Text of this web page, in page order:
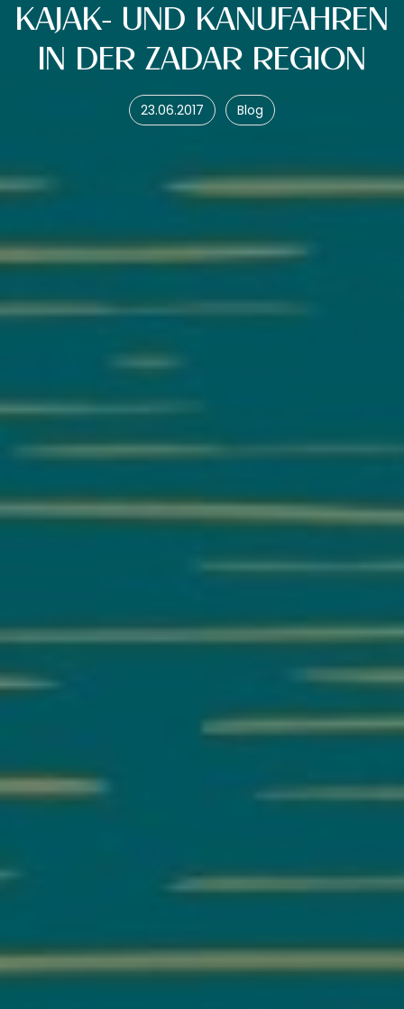
KAJAK- UND KANUFAHREN
IN DER ZADAR REGION
23.06.2017 Blog